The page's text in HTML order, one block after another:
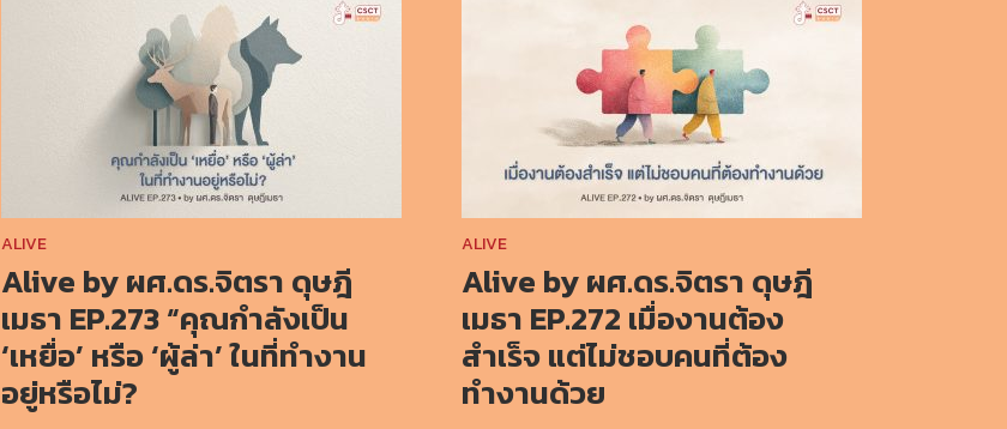
ALIVE
Alive by ผศ.ดร.จิตรา ดุษฎี
เมธา EP.273 “คุณกำลังเป็น
‘เหยื่อ’ หรือ ‘ผู้ล่า’ ในที่ทำงาน
อยู่หรือไม่?
ALIVE
Alive by ผศ.ดร.จิตรา ดุษฎี
เมธา EP.272 เมื่องานต้อง
สำเร็จ แต่ไม่ชอบคนที่ต้อง
ทำงานด้วย